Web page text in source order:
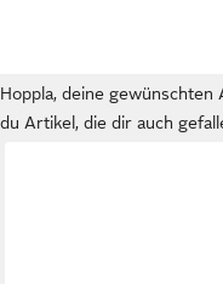
Hoppla, deine
du Artikel, die dir auch